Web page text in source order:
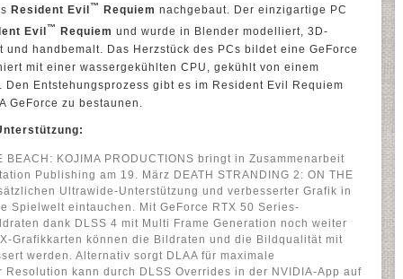
Resident Evil ™ Requiem nachgebaut. Der einzigartige PC
Evil ™ Requiem und wurde in Blender modelliert, 3D-
handbemalt. Das Herzstück des PCs bildet eine GeForce
mit einer wassergekühlten CPU, gekühlt von einem
Entstehungsprozess gibt es im Resident Evil Requiem
GeForce zu bestaunen.
BEACH: KOJIMA PRODUCTIONS bringt in Zusammenarbeit
Publishing am 19. März DEATH STRANDING 2: ON THE
Ultrawide-Unterstützung und verbesserter Grafik in
Spielwelt eintauchen. Mit GeForce RTX 50 Series-
dank DLSS 4 mit Multi Frame Generation noch weiter
Grafikkarten können die Bildraten und die Bildqualität mit
werden. Alternativ sorgt DLAA für maximale
kann durch DLSS Overrides in der NVIDIA-App auf